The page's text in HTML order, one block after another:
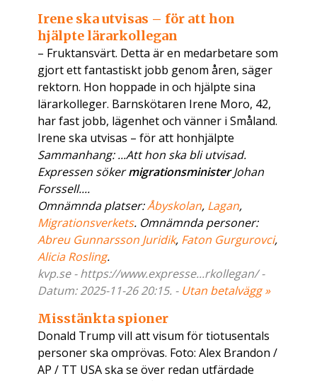
Irene ska utvisas – för att hon
hjälpte lärarkollegan
– Fruktansvärt. Detta är en medarbetare som
gjort ett fantastiskt jobb genom åren, säger
rektorn. Hon hoppade in och hjälpte sina
lärarkolleger. Barnskötaren Irene Moro, 42,
har fast jobb, lägenhet och vänner i Småland.
Irene ska utvisas – för att honhjälpte
Sammanhang: ...Att hon ska bli utvisad.
Expressen sökermigrationsministerJohan
Forssell....
Omnämnda platser:Åbyskolan, Lagan,
Migrationsverkets. Omnämnda personer:
Abreu Gunnarsson Juridik, Faton Gurgurovci,
Alicia Rosling.
kvp.se - https://www.expresse...rkollegan/ -
Datum: 2025-11-26 20:15. - Utan betalvägg »
Misstänkta spioner
Donald Trump vill att visum för tiotusentals
personer ska omprövas. Foto: Alex Brandon /
AP / TT USA ska se över redan utfärdade